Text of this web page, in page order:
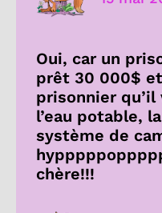
Oui, car un
prêt 30 000$
prisonnier qu’il
l’eau potable,
système de
chère!!!